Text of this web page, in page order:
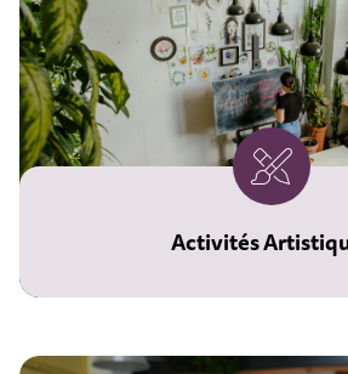
aux membres de
inscrire
Activités